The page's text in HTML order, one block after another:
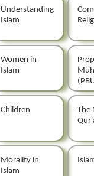
Understanding
Islam
Women in
Islam
Children
The
Morality in
Islam